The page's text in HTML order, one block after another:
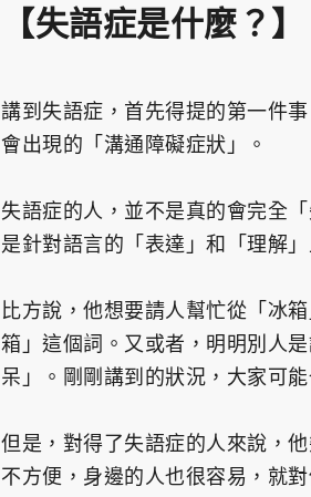
【失語症是什麼？】
講到失語症，首先得提的第一件
會出現的「溝通障礙症狀」。
失語症的人，並不是真的會完全
是針對語言的「表達」和「理解
比方說，他想要請人幫忙從「冰
箱」這個詞。又或者，明明別人
呆」。剛剛講到的狀況，大家可
但是，對得了失語症的人來說，
不方便，身邊的人也很容易，就